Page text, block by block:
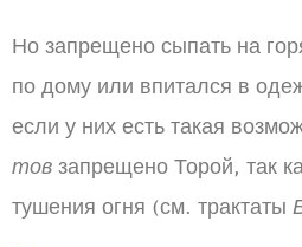
Но запрещено сыпать на
по дому или впитался в
если у них есть такая
тов запрещено Торой, так
тушения огня (см. трактаты